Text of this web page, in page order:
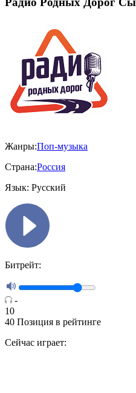
Жанры:Поп-музыка
Страна:Россия
Язык: Русский
Битрейт:
-
10
40 Позиция в рейтинге
Сейчас играет: